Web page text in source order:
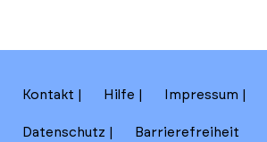
Kontakt Hilfe Impressum
Datenschutz Barrierefreiheit